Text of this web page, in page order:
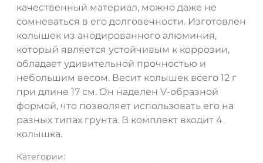
качественный материал, можно даже не
сомневаться в его долговечности. Изготовлен
колышек из анодированного алюминия,
который является устойчивым к коррозии,
обладает удивительной прочностью и
небольшим весом. Весит колышек всего 12 г
при длине 17 см. Он наделен V-образной
формой, что позволяет использовать его на
разных типах грунта. В комплект входит 4
колышка.
Категории: